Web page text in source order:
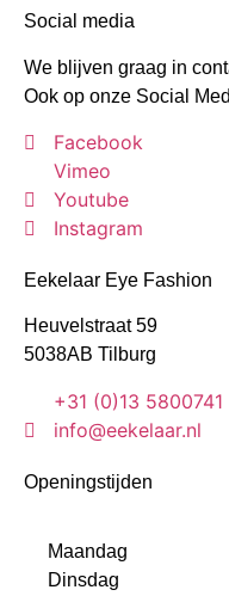
Social media
We blijven graag in
Ook op onze Social
Facebook
Vimeo
Youtube
Instagram
Eekelaar Eye Fashion
Heuvelstraat 59
5038AB Tilburg
+31 (0)13 5800741
info@eekelaar.nl
Openingstijden
Maandag
Dinsdag